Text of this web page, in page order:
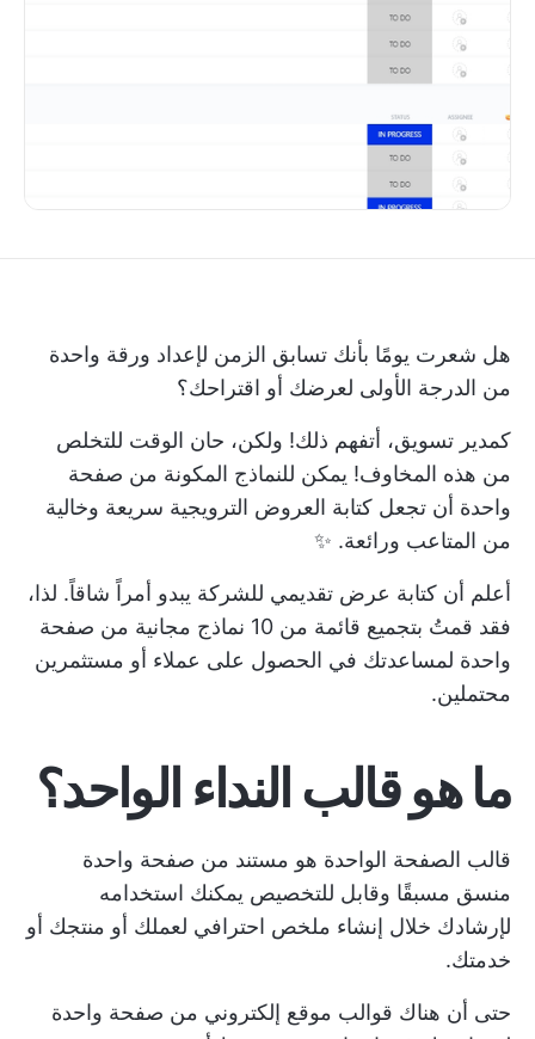
هل شعرت يومًا بأنك تسابق الزمن لإعداد ورقة واحدة
من الدرجة الأولى لعرضك أو اقتراحك؟
كمدير تسويق، أتفهم ذلك! ولكن، حان الوقت للتخلص
من هذه المخاوف! يمكن للنماذج المكونة من صفحة
واحدة أن تجعل كتابة العروض الترويجية سريعة وخالية
من المتاعب ورائعة. ✨
أعلم أن كتابة عرض تقديمي للشركة يبدو أمراً شاقاً. لذا،
فقد قمتُ بتجميع قائمة من 10 نماذج مجانية من صفحة
واحدة لمساعدتك في الحصول على عملاء أو مستثمرين
محتملين.
ما هو قالب النداء الواحد؟
قالب الصفحة الواحدة هو مستند من صفحة واحدة
منسق مسبقًا وقابل للتخصيص يمكنك استخدامه
لإرشادك خلال إنشاء ملخص احترافي لعملك أو منتجك أو
خدمتك.
حتى أن هناك قوالب موقع إلكتروني من صفحة واحدة